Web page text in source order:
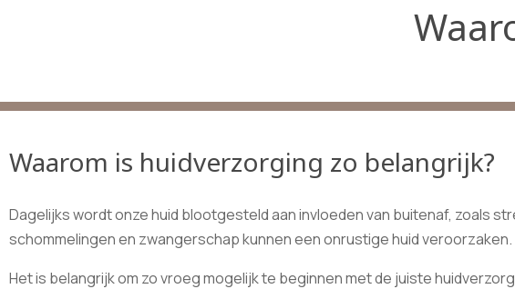
Waarom is huidverzorging zo belangrijk?
Dagelijks wordt onze huid blootgesteld aan invloeden van buitenaf, zoals
schommelingen en zwangerschap kunnen een onrustige huid
Het is belangrijk om zo vroeg mogelijk te beginnen met de juiste